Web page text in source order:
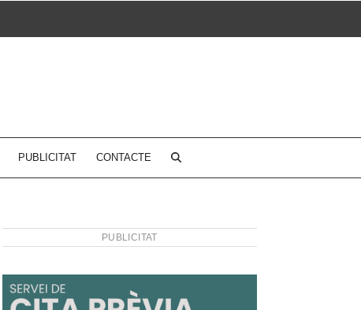
PUBLICITAT CONTACTE
PUBLICITAT